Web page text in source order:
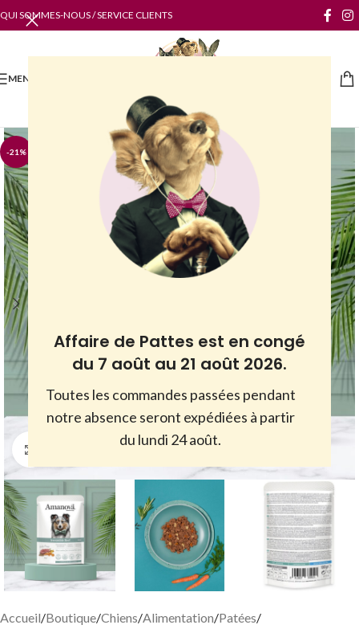
Affaire de Pattes est en congé
du 7 août au 21 août 2026.
Toutes les commandes passées pendant
notre absence seront expédiées à partir
du lundi 24 août.
QUI SOMMES-NOUS / SERVICE CLIENTS
MENU
-21%
Cliquez pour agrandir
Accueil/Boutique/Chiens/Alimentation/Patées/